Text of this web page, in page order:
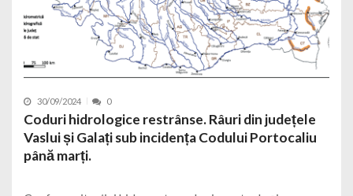
30/09/2024 0
Coduri hidrologice restrânse. Râuri din județele
Vaslui și Galați sub incidența Codului Portocaliu
până marți.